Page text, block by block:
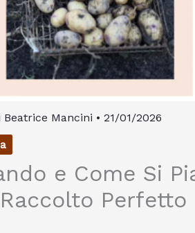
Beatrice Mancini • 21/01/2026
e Come Si
Perfetto